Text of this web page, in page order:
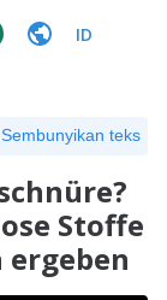
ID
Sembunyikan teks
Stoffe
ergeben